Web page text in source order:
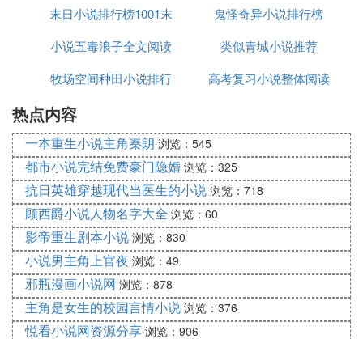
浪漫、全能闲人、带作弊装置的超级游戏、宅男舞蹈
学院、最强教皇、超魂水晶、怪戒指。
2、好看的系统流小说有哪些
1、《最强boss系统》作者:七月江湖是什么？是拳术
将独霸天下，还是万人敌，煽风点火？重生一，增加
最强boss系统，苏信可以获得上辈子武侠世界所有bo
ss角色的功法和武功。我叫苏信，我说话算数。2、
《成为香港传奇》作者:黄内容简介醒来后，廖在香
港岛发现自己是的远房侄子，虎爷。武功，修道，捉
鬼，降魔，踩冤，武功，童话，法宝，神通，都在他
们手里。
4、《巫术》作者:文内容简介凭借智慧和大脑的穿
越，成为了贵族身份的巫师学徒，通过利用自身的优
势，学会了成为巫师，得到了巫师的传承，走上了血
榜
末日小说排行榜1001末
日小说排行榜
鬼怪奇异小说排行榜
小说五毒浪子全文阅读
类似青城小说推荐
牧场空间种田小说排行
高考复习小说整体阅读
热点内容
一本重生小说主角秦朗 浏览：545
都市小说完结免费豪门隐婚 浏览：325
抗日英雄穿越现代当医生的小说 浏览：718
顾西爵小说人物名字大全 浏览：60
影帝重生剧本小说 浏览：830
小说男主角上官夜 浏览：49
邪瓶漫画小说网 浏览：878
主角是女生的校园言情小说 浏览：376
悦看小说网资源分享 浏览：906